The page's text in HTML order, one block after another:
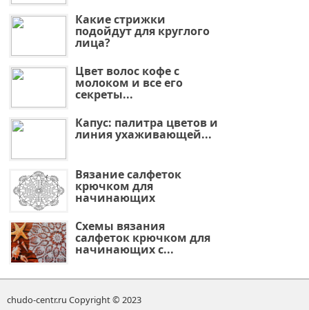
Какие стрижки
подойдут для круглого
лица?
Цвет волос кофе с
молоком и все его
секреты...
Капус: палитра цветов и
линия ухаживающей...
Вязание салфеток
крючком для
начинающих
Схемы вязания
салфеток крючком для
начинающих с...
chudo-centr.ru Copyright © 2023